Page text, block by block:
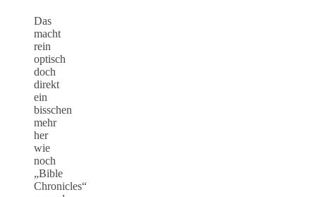
Das
macht
rein
optisch
doch
direkt
ein
bisschen
mehr
her
wie
noch
„Bible
Chronicles“